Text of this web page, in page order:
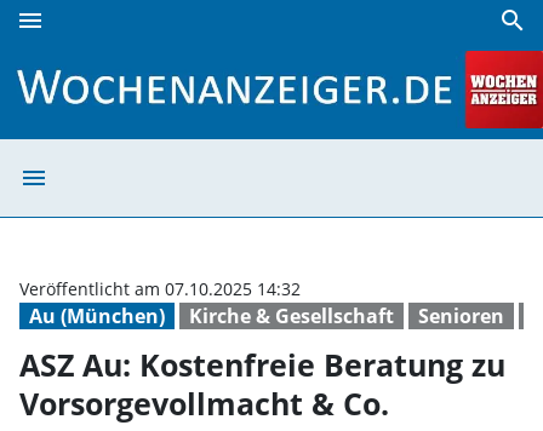
menu search
menu
Au (München) Kirche & Gesellschaft Senioren
Veröffentlicht am 07.10.2025 14:32
ASZ Au: Kostenfreie Beratung zu
Vorsorgevollmacht & Co.